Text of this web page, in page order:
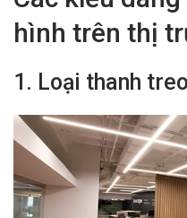
hình trên thị
1. Loại thanh